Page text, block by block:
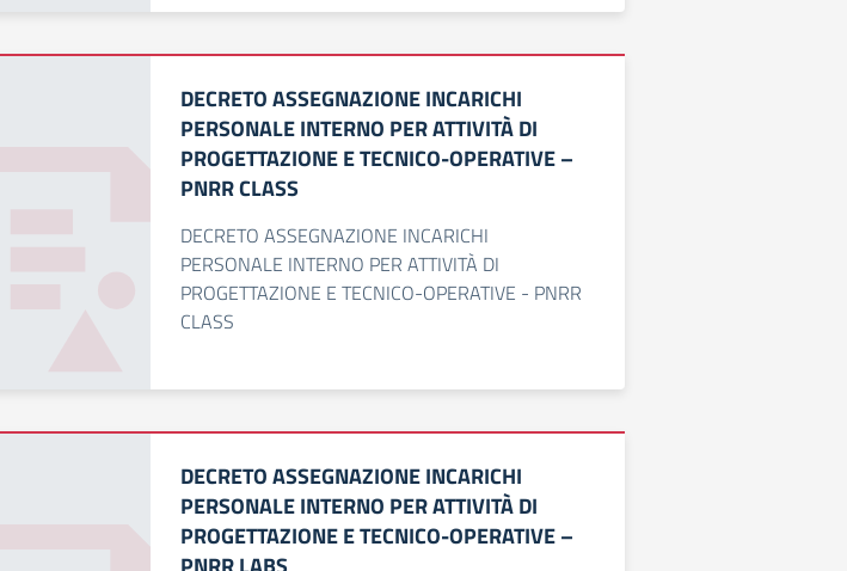
DECRETO ASSEGNAZIONE INCARICHI
PERSONALE INTERNO PER ATTIVITÀ DI
PROGETTAZIONE E TECNICO-OPERATIVE –
PNRR CLASS
DECRETO ASSEGNAZIONE INCARICHI
PERSONALE INTERNO PER ATTIVITÀ DI
PROGETTAZIONE E TECNICO-OPERATIVE - PNRR
CLASS
DECRETO ASSEGNAZIONE INCARICHI
PERSONALE INTERNO PER ATTIVITÀ DI
PROGETTAZIONE E TECNICO-OPERATIVE –